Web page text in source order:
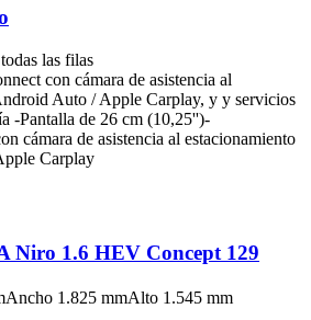
las filas
con cámara de asistencia al
Auto / Apple Carplay, y y servicios
-Pantalla de 26 cm (10,25'')-
cámara de asistencia al estacionamiento
Carplay
Niro 1.6 HEV Concept 129
Ancho 1.825 mmAlto 1.545 mm